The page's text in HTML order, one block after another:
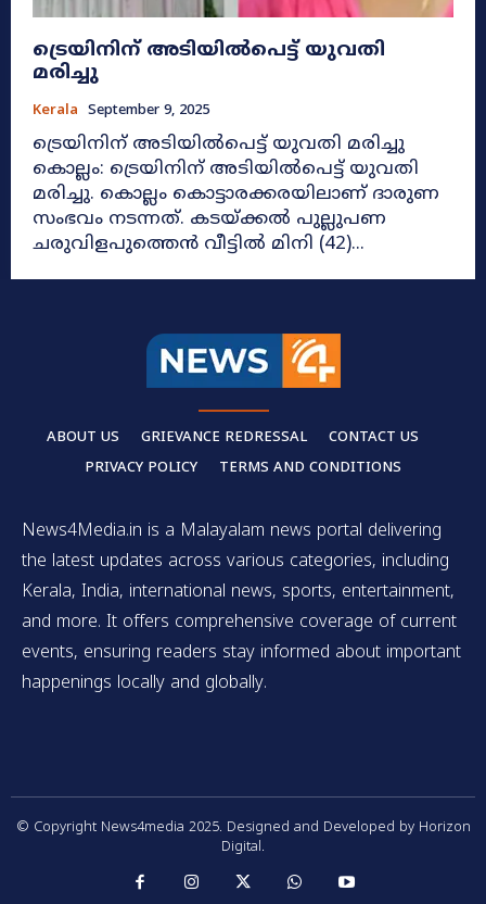
ട്രെയിനിന് അടിയില്‍പെട്ട് യുവതി
മരിച്ചു
Kerala September 9, 2025
ട്രെയിനിന് അടിയില്‍പെട്ട് യുവതി മരിച്ചു
കൊല്ലം: ട്രെയിനിന് അടിയില്‍പെട്ട് യുവതി
മരിച്ചു. കൊല്ലം കൊട്ടാരക്കരയിലാണ് ദാരുണ
സംഭവം നടന്നത്. കടയ്ക്കല്‍ പുല്ലുപണ
ചരുവിളപുത്തെന്‍ വീട്ടില്‍ മിനി (42)...
ABOUT US GRIEVANCE REDRESSAL
CONTACT US
PRIVACY POLICY
TERMS AND CONDITIONS
News4Media.in is a Malayalam news portal delivering
the latest updates across various categories, including
Kerala, India, international news, sports, entertainment,
and more. It offers comprehensive coverage of current
events, ensuring readers stay informed about important
happenings locally and globally.
© Copyright News4media 2025. Designed and Developed by Horizon
Digital.